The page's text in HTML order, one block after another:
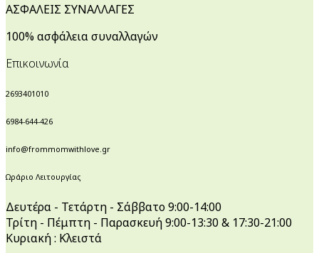
ΑΣΦΑΛΕΙΣ ΣΥΝΑΛΛΑΓΕΣ
100% ασφάλεια συναλλαγών
Επικοινωνία
2693401010
6984-644-426
info@frommomwithlove.gr
Ωράριο Λειτουργίας
Δευτέρα - Τετάρτη - Σάββατο 9:00-14:00
Τρίτη - Πέμπτη - Παρασκευή 9:00-13:30 & 17:30-21:00
Κυριακή : Κλειστά